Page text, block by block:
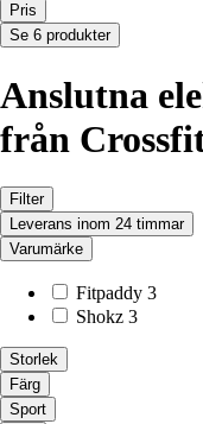
Pris
Se 6 produkter
Anslutna
från
Filter
Leverans inom 24 timmar
Varumärke
Fitpaddy 3
Shokz 3
Storlek
Färg
Sport